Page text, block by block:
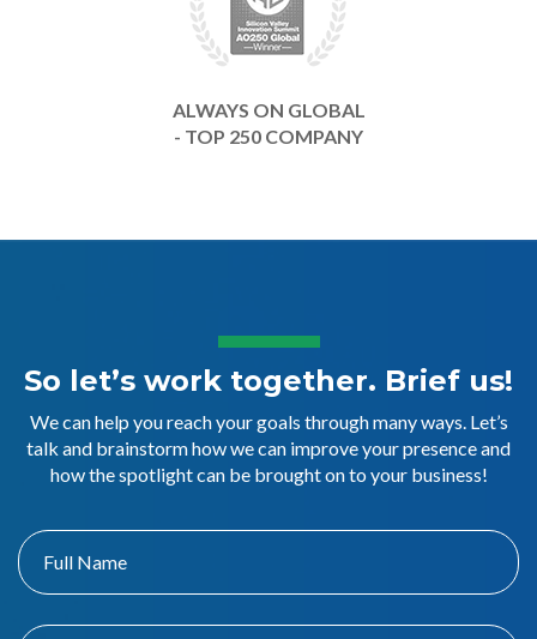
ALWAYS ON GLOBAL
- TOP 250 COMPANY
So let’s work together. Brief us!
We can help you reach your goals through many ways. Let’s
talk and brainstorm how we can improve your presence and
how the spotlight can be brought on to your business!